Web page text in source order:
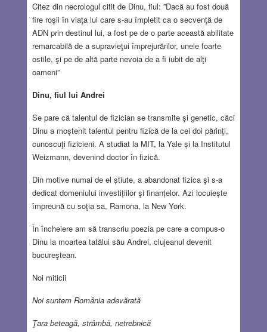
Citez din necrologul citit de Dinu, fiul: ”Dacă au fost două
fire roşii în viaţa lui care s-au împletit ca o secvenţă de
ADN prin destinul lui, a fost pe de o parte această abilitate
remarcabilă de a supravieţui împrejurărilor, unele foarte
ostile, şi pe de altă parte nevoia de a fi iubit de alţi
oameni”
Dinu, fiul lui Andrei
Se pare că talentul de fizician se transmite şi genetic, căci
Dinu a moștenit talentul pentru fizică de la cei doi părinţi,
cunoscuţi fizicieni. A studiat la MIT, la Yale și la Institutul
Weizmann, devenind doctor în fizică.
Din motive numai de el știute, a abandonat fizica şi s-a
dedicat domeniului investițiilor şi finanțelor. Azi locuiește
împreună cu soţia sa, Ramona, la New York.
În încheiere am să transcriu poezia pe care a compus-o
Dinu la moartea tatălui său Andrei, clujeanul devenit
bucureştean.
Noi miticii
Noi suntem România adevărată
Ţara beteagă, strâmbă, netrebnică